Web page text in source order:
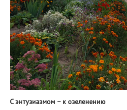
С энтузиазмом – к озеленению